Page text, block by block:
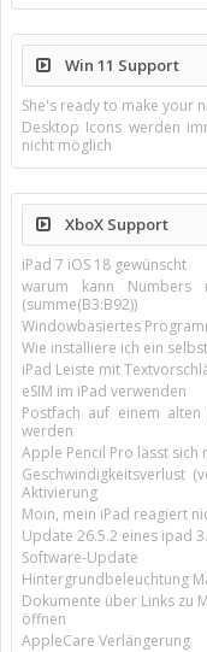
Win 11 Support
She's ready to make your
Desktop Icons werden
nicht möglich
XboX Support
iPad 7 iOS 18 gewünscht
warum kann Numbers
(summe(B3:B92))
Windowbasiertes
Wie installiere ich ein
iPad Leiste mit
eSIM im iPad verwenden
Postfach auf einem
werden
Apple Pencil Pro lässt sich
Geschwindigkeitsverlust
Aktivierung
Moin, mein iPad reagiert
Update 26.5.2 eines ipad
Software-Update
Hintergrundbeleuchtung
Dokumente über Links zu
öffnen
AppleCare Verlängerung